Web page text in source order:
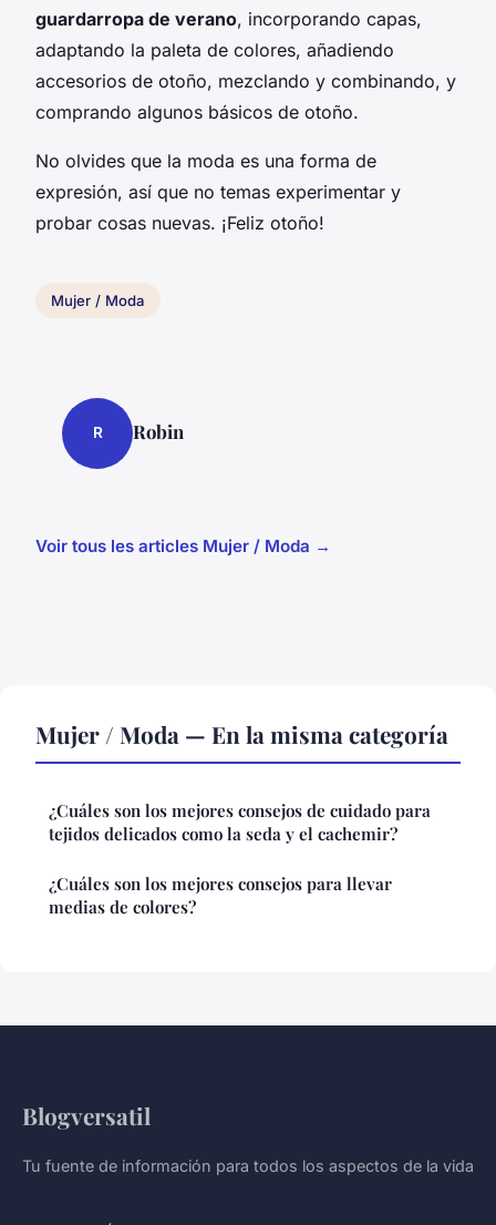
guardarropa de verano, incorporando capas,
adaptando la paleta de colores, añadiendo
accesorios de otoño, mezclando y combinando, y
comprando algunos básicos de otoño.
No olvides que la moda es una forma de
expresión, así que no temas experimentar y
probar cosas nuevas. ¡Feliz otoño!
Mujer / Moda
R Robin
Voir tous les articles Mujer / Moda →
Mujer / Moda — En la misma categoría
¿Cuáles son los mejores consejos de cuidado para
tejidos delicados como la seda y el cachemir?
¿Cuáles son los mejores consejos para llevar
medias de colores?
Blogversatil
Tu fuente de información para todos los aspectos de la vida